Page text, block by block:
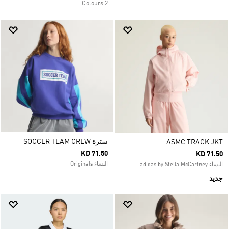
2 Colours
ASMC TRACK JKT
KD 71.50
النساء adidas by Stella McCartney
جديد
سترة SOCCER TEAM CREW
KD 71.50
النساء Originals